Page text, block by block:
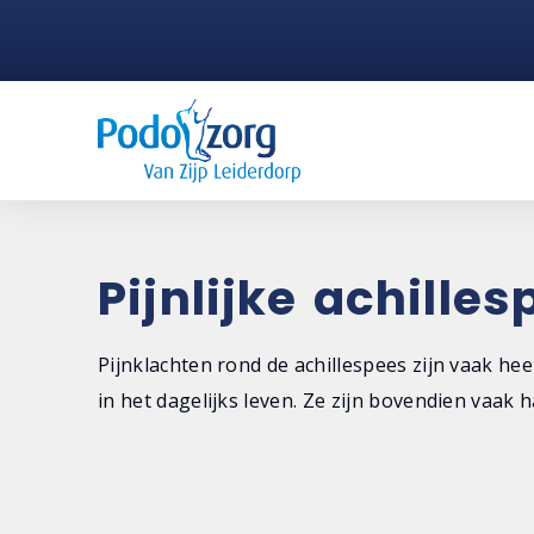
Pijnlijke
Pijnklachten rond de achillespees zijn vaak
in het dagelijks leven. Ze zijn bovendien vaak